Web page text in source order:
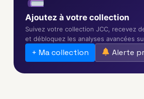
Ajoutez à votre collection
Suivez votre collection JCC, recevez
et débloquez les analyses avancées
+ Ma collection Alerte